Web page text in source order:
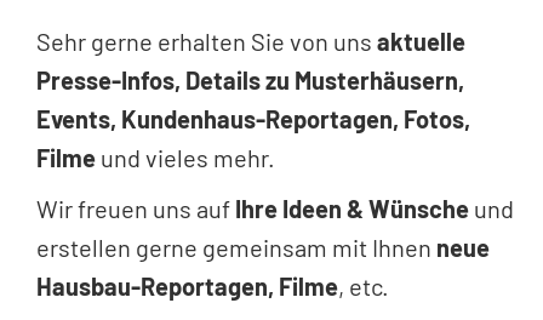
Sehr gerne erhalten Sie von uns aktuelle
Presse-Infos, Details zu Musterhäusern,
Events, Kundenhaus-Reportagen, Fotos,
Filme und vieles mehr.
Wir freuen uns auf Ihre Ideen & Wünsche und
erstellen gerne gemeinsam mit Ihnen neue
Hausbau-Reportagen, Filme, etc.